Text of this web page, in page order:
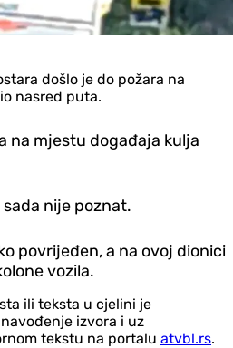
došlo je do požara na
nasred puta.
na mjestu događaja kulja
nije poznat.
povrijeđen, a na ovoj dionici
vozila.
ili teksta u cjelini je
izvora i uz
tekstu na portalu atvbl.rs.